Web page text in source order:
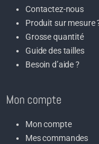
Contactez-nous
Produit sur mesure
Grosse quantité
Guide des tailles
Besoin d’aide ?
Mon compte
Mon compte
Mes commandes